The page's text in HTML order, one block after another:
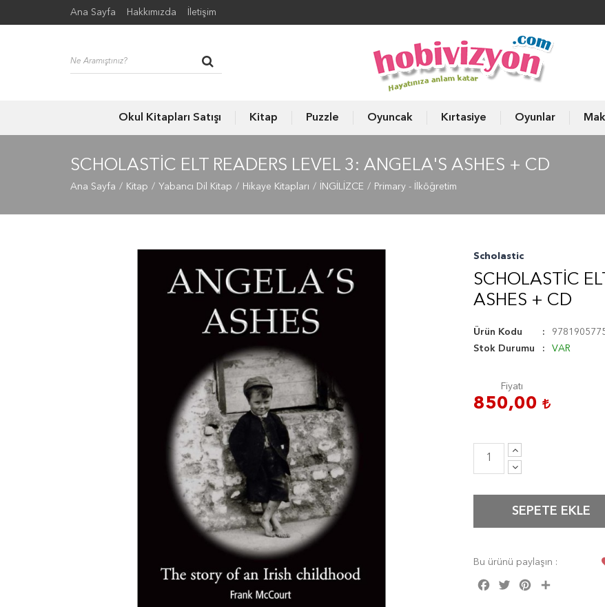
Ana Sayfa Hakkımızda İletişim
Okul Kitapları Satışı Kitap Puzzle Oyuncak Kırtasiye Oyunlar
SCHOLASTIC ELT READERS LEVEL 3: ANGELA'S ASHES + CD
Ana Sayfa Kitap Yabancı Dil Kitap Hikaye Kitapları İNGİLİZCE Primary - İlköğretim
Scholastic
SCHOLASTIC
ASHES + CD
Ürün Kodu
Stok Durumu
VAR
Fiyatı
850,00
SEPETE EKLE
Bu ürünü paylaşın :
Facebook
Twitter Pinterest